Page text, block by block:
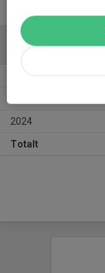
2024
Totalt